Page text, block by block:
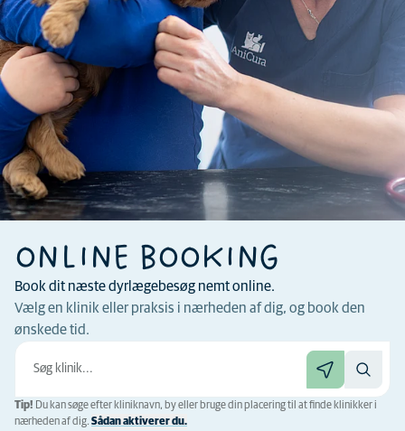
ONLINE BOOKING
Book dit næste dyrlægebesøg nemt online.
Vælg en klinik eller praksis i nærheden af ​​dig, og book den
ønskede tid.
Tip! Du kan søge efter kliniknavn, by eller bruge din placering til at finde klinikker i
nærheden af ​​dig. Sådan aktiverer du.